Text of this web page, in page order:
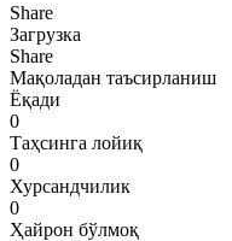
Share
Загрузка
Share
Мақоладан таъсирланиш
Ёқади
0
Таҳсинга лойиқ
0
Хурсандчилик
0
Ҳайрон бўлмоқ